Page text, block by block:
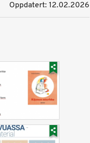
Oppdatert: 12.02.2026